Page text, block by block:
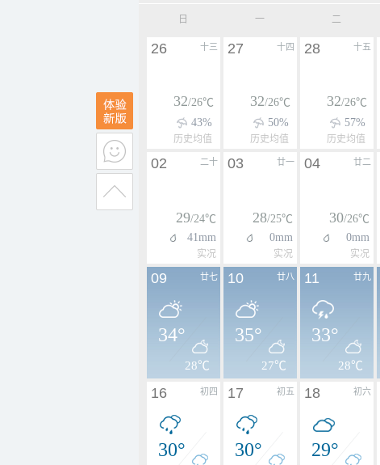
日 一 二
十三
26
32/26℃
43%
历史均值
十四
27
32/26℃
50%
历史均值
十五
28
32/26℃
57%
历史均值
二十
02
29/24℃
41mm
实况
廿一
03
28/25℃
0mm
实况
廿二
04
30/26℃
0mm
实况
廿七
09
34°
28℃
廿八
10
35°
27℃
廿九
11
33°
28℃
初四
16
30°
初五
17
30°
初六
18
29°